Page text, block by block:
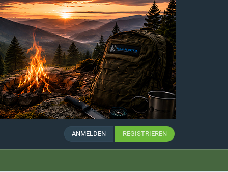
ANMELDEN REGISTRIEREN